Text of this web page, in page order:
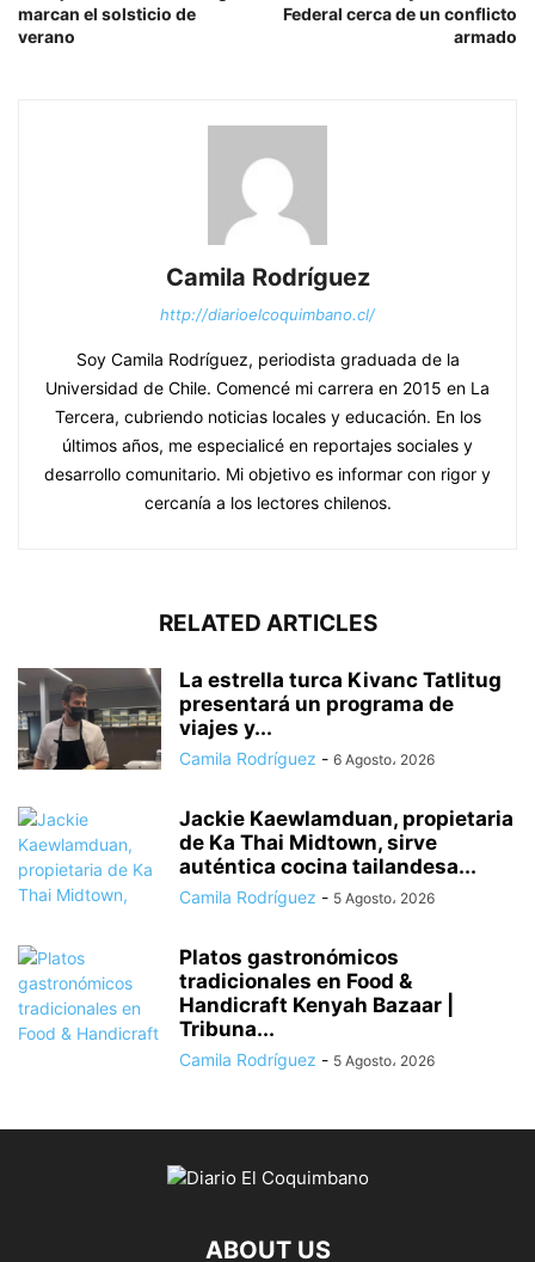
marcan el solsticio de
verano
Federal cerca de un conflicto
armado
Camila Rodríguez
http://diarioelcoquimbano.cl/
Soy Camila Rodríguez, periodista graduada de la
Universidad de Chile. Comencé mi carrera en 2015 en La
Tercera, cubriendo noticias locales y educación. En los
últimos años, me especialicé en reportajes sociales y
desarrollo comunitario. Mi objetivo es informar con rigor y
cercanía a los lectores chilenos.
RELATED ARTICLES
La estrella turca Kivanc Tatlitug
presentará un programa de
viajes y...
Camila Rodríguez - 6 Agosto، 2026
Jackie Kaewlamduan, propietaria
de Ka Thai Midtown, sirve
auténtica cocina tailandesa...
Camila Rodríguez - 5 Agosto، 2026
Platos gastronómicos
tradicionales en Food &
Handicraft Kenyah Bazaar |
Tribuna...
Camila Rodríguez - 5 Agosto، 2026
ABOUT US